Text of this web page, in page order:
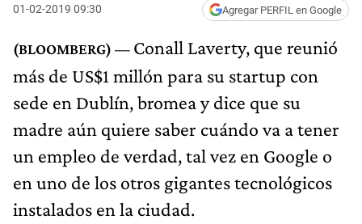
01-02-2019 09:30 Agregar PERFIL en Google
Conall Laverty, que reunió
más de US$1 millón para su startup con
sede en Dublín, bromea y dice que su
madre aún quiere saber cuándo va a tener
un empleo de verdad, tal vez en Google o
en uno de los otros gigantes tecnológicos
instalados en la ciudad.